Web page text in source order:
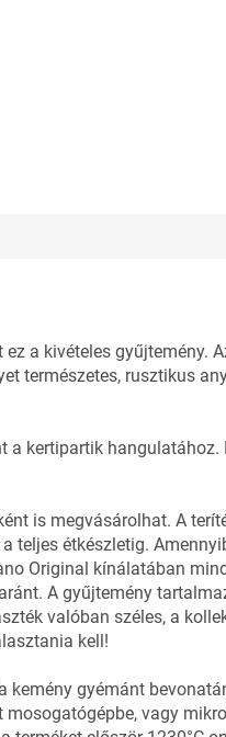
a kivételes gyűjtemény.
természetes, rusztikus
a kertipartik hangulatához.
is megvásárolhat. A
teljes étkészletig.
Original kínálatában
A gyűjtemény
valóban széles, a
kell!
kemény gyémánt
vagy